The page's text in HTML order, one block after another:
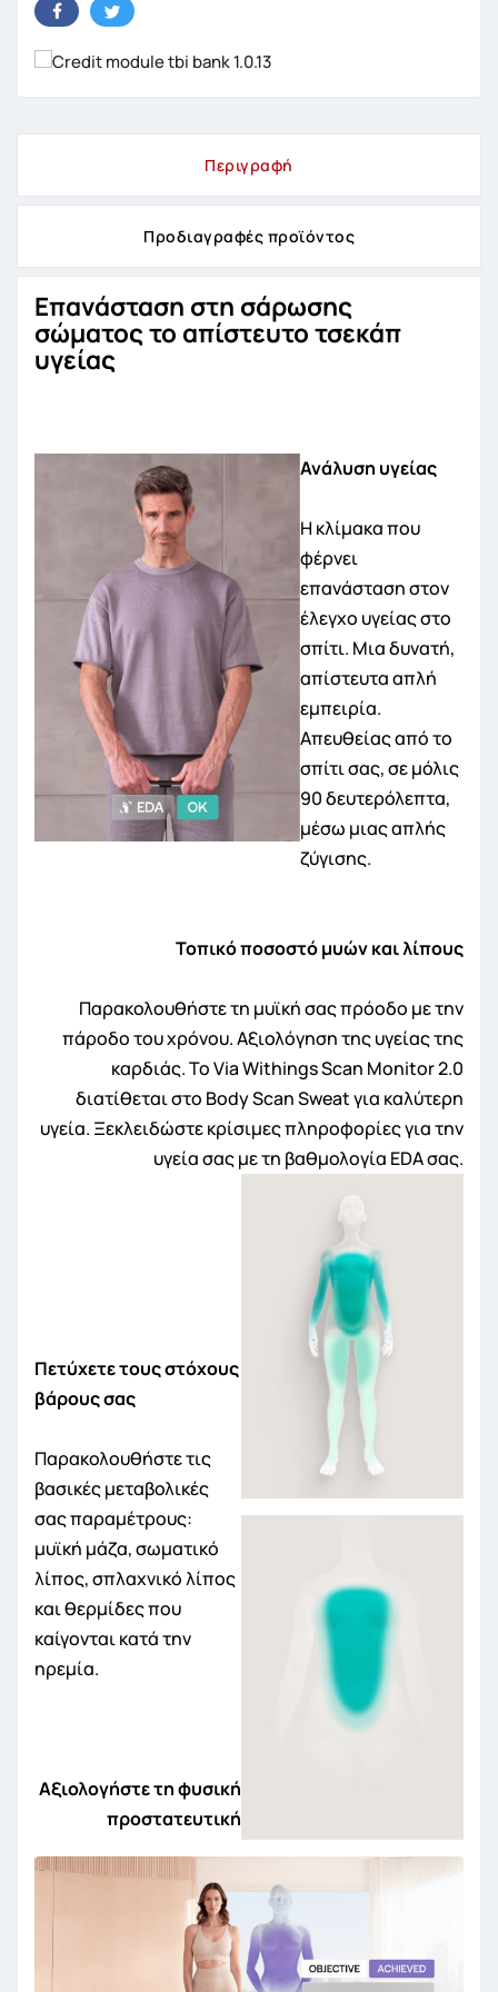
Περιγραφή
Προδιαγραφές προϊόντος
Επανάσταση στη σάρωσης
σώματος το απίστευτο τσεκάπ
υγείας
Ανάλυση υγείας
Η κλίμακα που
φέρνει
επανάσταση στον
έλεγχο υγείας στο
σπίτι. Μια δυνατή,
απίστευτα απλή
εμπειρία.
Απευθείας από το
σπίτι σας, σε μόλις
90 δευτερόλεπτα,
μέσω μιας απλής
ζύγισης.
Τοπικό ποσοστό μυών και λίπους
Παρακολουθήστε τη μυϊκή σας πρόοδο με την
πάροδο του χρόνου. Αξιολόγηση της υγείας της
καρδιάς. Το Via Withings Scan Monitor 2.0
διατίθεται στο Body Scan Sweat για καλύτερη
υγεία. Ξεκλειδώστε κρίσιμες πληροφορίες για την
υγεία σας με τη βαθμολογία EDA σας.
Πετύχετε τους στόχους
βάρους σας
Παρακολουθήστε τις
βασικές μεταβολικές
σας παραμέτρους:
μυϊκή μάζα, σωματικό
λίπος, σπλαχνικό λίπος
και θερμίδες που
καίγονται κατά την
ηρεμία.
Αξιολογήστε τη φυσική
προστατευτική